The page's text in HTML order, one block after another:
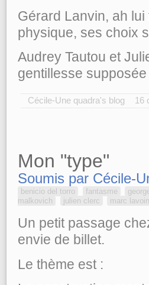
Gérard Lanvin, ah
physique, ses choix
Audrey Tautou et
gentillesse supposée
Cécile-Une quadra's blog 16
Mon "type"
Soumis par Cécile-
benicio del torro fantasme
malkovich
julien clerc marc
Un petit passage
envie de billet.
Le thème est :